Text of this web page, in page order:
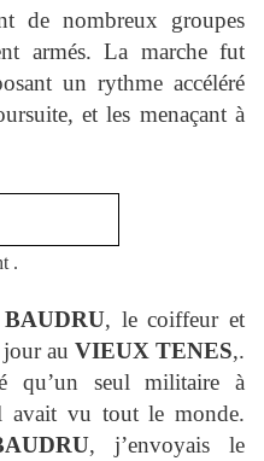
de nombreux groupes
armés. La marche fut
un rythme accéléré
et les menaçant à
.
, le coiffeur et
jour au VIEUX TENES,.
qu’un seul militaire à
avait vu tout le monde.
, j’envoyais le